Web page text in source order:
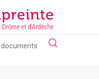
)
default styling